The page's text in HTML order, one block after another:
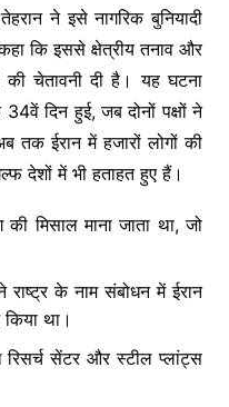
ने इसे नागरिक बुनियादी
कि इससे क्षेत्रीय तनाव और
की चेतावनी दी है। यह घटना
दिन हुई, जब दोनों पक्षों ने
ईरान में हजारों लोगों की
देशों में भी हताहत हुए हैं।
की मिसाल माना जाता था, जो
के नाम संबोधन में ईरान
था।
सेंटर और स्टील प्लांट्स